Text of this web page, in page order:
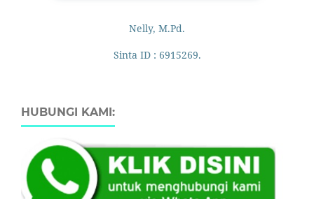
Nelly, M.Pd.
Sinta ID : 6915269.
HUBUNGI KAMI: